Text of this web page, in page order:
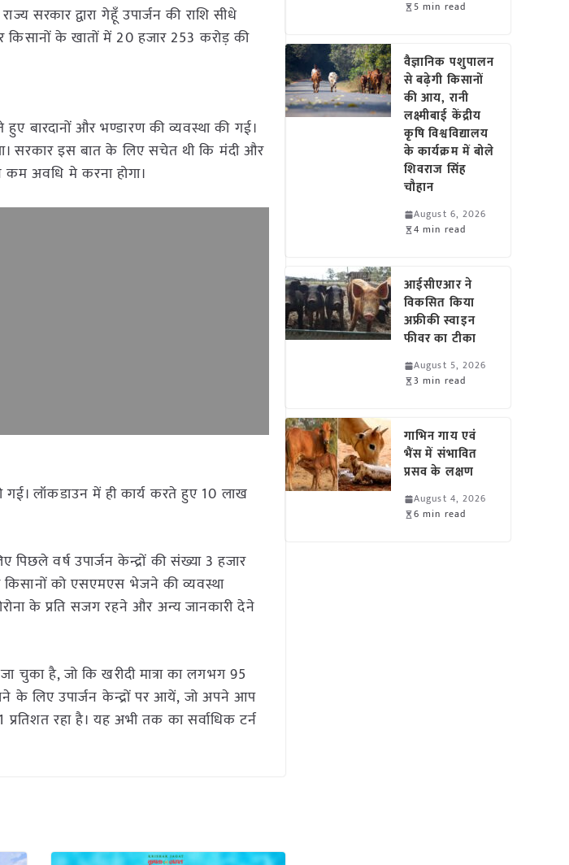
सरकार द्वारा गेहूँ उपार्जन की राशि सीधे
के खातों में 20 हजार 253 करोड़ की
बारदानों और भण्डारण की व्यवस्था की गई।
सरकार इस बात के लिए सचेत थी कि मंदी और
कम अवधि मे करना होगा।
गई। लॉकडाउन में ही कार्य करते हुए 10 लाख
वर्ष उपार्जन केन्द्रों की संख्या 3 हजार
को एसएमएस भेजने की व्यवस्था
के प्रति सजग रहने और अन्य जानकारी देने
चुका है, जो कि खरीदी मात्रा का लगभग 95
के लिए उपार्जन केन्द्रों पर आयें, जो अपने आप
रहा है। यह अभी तक का सर्वाधिक टर्न
5 min read
वैज्ञानिक पशुपालन
से बढ़ेगी किसानों
की आय, रानी
लक्ष्मीबाई केंद्रीय
कृषि विश्वविद्यालय
के कार्यक्रम में बोले
शिवराज सिंह
चौहान
August 6, 2026
4 min read
आईसीएआर ने
विकसित किया
अफ्रीकी स्वाइन
फीवर का टीका
August 5, 2026
3 min read
गाभिन गाय एवं
भैंस में संभावित
प्रसव के लक्षण
August 4, 2026
6 min read